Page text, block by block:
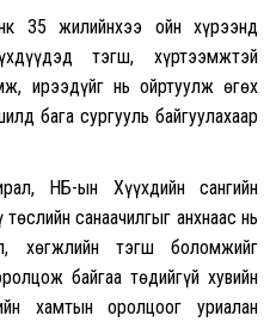
35 жилийнхээ ойн хүрээнд
тэгш, хүртээмжтэй
ирээдүйг нь ойртуулж өгөх
бага сургууль байгуулахаар
НҮБ-ын Хүүхдийн сангийн
санаачилгыг анхнаас нь
хөгжлийн тэгш боломжийг
байгаа төдийгүй хувийн
хамтын оролцоог уриалан